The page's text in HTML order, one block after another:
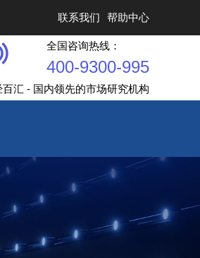
联系我们 帮助中心
全国咨询热线：
400-9300-995
百汇 - 国内领先的市场研究机构